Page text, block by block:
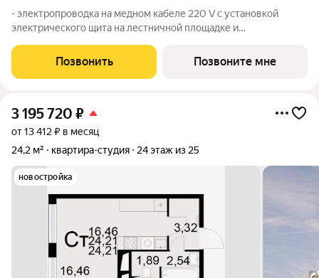
- электропроводка на медном кабеле 220 V с установкой
электрического щита на лестничной площадке и
стен, кроме стен лоджий, откосов дверных и оконных
проемов, ниш прохождения стояков
Позвонить Позвоните мне
3 195 720 ₽
от 13 412 ₽ в месяц
24,2 м²
квартира-студия 24 этаж из 25
новостройка